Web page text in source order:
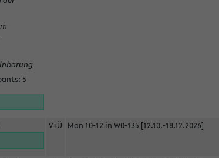
5
V+Ü Mon 10-12 in W0-135 [12.10.-18.12.2026]